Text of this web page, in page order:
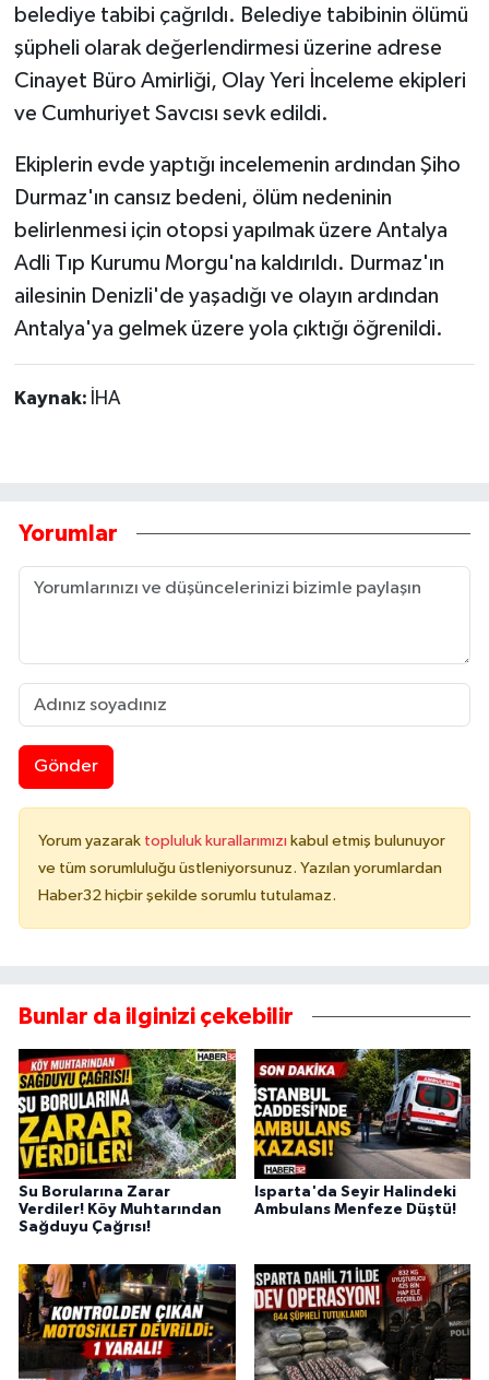
belediye tabibi çağrıldı. Belediye tabibinin ölümü
şüpheli olarak değerlendirmesi üzerine adrese
Cinayet Büro Amirliği, Olay Yeri İnceleme ekipleri
ve Cumhuriyet Savcısı sevk edildi.
Ekiplerin evde yaptığı incelemenin ardından Şiho
Durmaz'ın cansız bedeni, ölüm nedeninin
belirlenmesi için otopsi yapılmak üzere Antalya
Adli Tıp Kurumu Morgu'na kaldırıldı. Durmaz'ın
ailesinin Denizli'de yaşadığı ve olayın ardından
Antalya'ya gelmek üzere yola çıktığı öğrenildi.
Kaynak: İHA
Yorumlar
Gönder
Yorum yazarak topluluk kurallarımızı kabul etmiş bulunuyor
ve tüm sorumluluğu üstleniyorsunuz. Yazılan yorumlardan
Haber32 hiçbir şekilde sorumlu tutulamaz.
Bunlar da ilginizi çekebilir
Su Borularına Zarar
Verdiler! Köy Muhtarından
Sağduyu Çağrısı!
Isparta'da Seyir Halindeki
Ambulans Menfeze Düştü!